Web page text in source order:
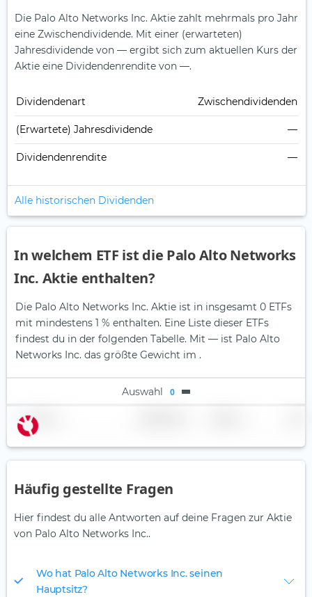
Die Palo Alto Networks Inc. Aktie zahlt mehrmals pro Jahr
eine Zwischendividende. Mit einer (erwarteten)
Jahresdividende von — ergibt sich zum aktuellen Kurs der
Aktie eine Dividendenrendite von —.
Dividendenart Zwischendividenden
(Erwartete) Jahresdividende —
Dividendenrendite —
Alle historischen Dividenden
In welchem ETF ist die Palo Alto Networks
Inc. Aktie enthalten?
Die Palo Alto Networks Inc. Aktie ist in insgesamt 0 ETFs
mit mindestens 1 % enthalten. Eine Liste dieser ETFs
findest du in der folgenden Tabelle. Mit — ist Palo Alto
Networks Inc. das größte Gewicht im .
Auswahl 0
Name
Häufig gestellte Fragen
Hier findest du alle Antworten auf deine Fragen zur Aktie
von Palo Alto Networks Inc..
Wo hat Palo Alto Networks Inc. seinen
Hauptsitz?